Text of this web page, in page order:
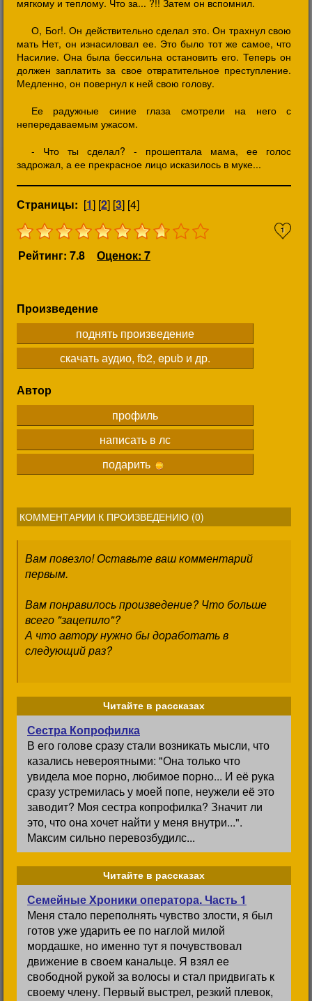
мягкому и теплому. Что за... ?!! Затем он вспомнил.
О, Бог!. Он действительно сделал это. Он трахнул свою
мать Нет, он изнасиловал ее. Это было тот же самое, что
Насилие. Она была бессильна остановить его. Теперь он
должен заплатить за свое отвратительное преступление.
Медленно, он повернул к ней свою голову.
Ее радужные синие глаза смотрели на него с
непередаваемым ужасом.
- Что ты сделал? - прошептала мама, ее голос
задрожал, а ее прекрасное лицо исказилось в муке...
Страницы: [1] [2] [3] [4]
1
Рейтинг: 7.8 Оценок: 7
Произведение
поднять произведение
скачать аудио, fb2, epub и др.
Автор
профиль
написать в лс
подарить
КОММЕНТАРИИ К ПРОИЗВЕДЕНИЮ (0)
Вам повезло! Оставьте ваш комментарий
первым.
Вам понравилось произведение? Что больше
всего "зацепило"?
А что автору нужно бы доработать в
следующий раз?
Читайте в рассказах
Сестра Копрофилка
В его голове сразу стали возникать мысли, что
казались невероятными: "Она только что
увидела мое порно, любимое порно... И её рука
сразу устремилась у моей попе, неужели её это
заводит? Моя сестра копрофилка? Значит ли
это, что она хочет найти у меня внутри...".
Максим сильно перевозбудилс...
Читайте в рассказах
Семейные Хроники оператора. Часть 1
Меня стало переполнять чувство злости, я был
готов уже ударить ее по наглой милой
мордашке, но именно тут я почувствовал
движение в своем канальце. Я взял ее
свободной рукой за волосы и стал придвигать к
своему члену. Первый выстрел, резкий плевок,